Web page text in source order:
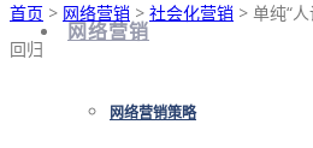
网络营销
网络营销策略
首页 > 网络营销 > 社会化营销 > 单纯“
回归